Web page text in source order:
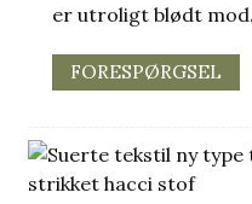
er utroligt blødt
FORESPØRGSEL